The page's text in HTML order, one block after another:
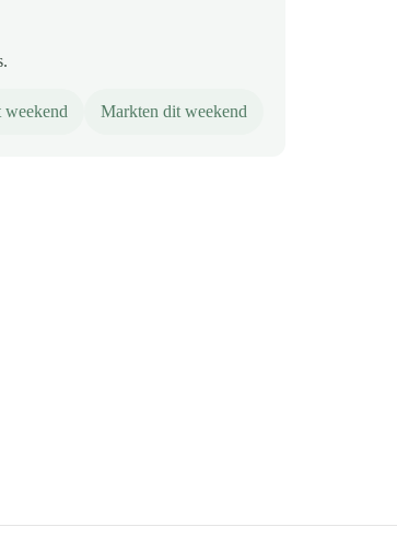
Markten dit weekend